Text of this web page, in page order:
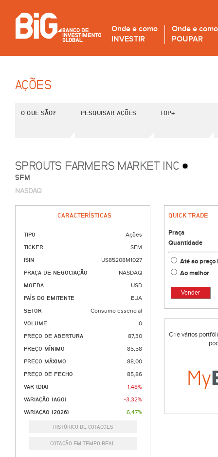
Onde e como
INVESTIR
Onde e como
POUPAR
AÇÕES
O QUE SÃO? PESQUISAR AÇÕES TOP+
SPROUTS FARMERS MARKET INC
SFM
NASDAQ
CARACTERÍSTICAS
TIPO Ações
TICKER SFM
ISIN US85208M1027
PRAÇA DE NEGOCIAÇÃO NASDAQ
MOEDA USD
PAÍS DO EMITENTE EUA
SETOR Consumo essencial
VOLUME 0
PREÇO DE ABERTURA 87,30
PREÇO MÍNIMO 85,58
PREÇO MÁXIMO 88,00
PREÇO DE FECHO 85,86
VAR (DIA) -1,48%
VARIAÇÃO (AGO) -3,32%
VARIAÇÃO (2026) 6,47%
HISTÓRICO DE COTAÇÕES
COTAÇÃO EM TEMPO REAL
QUICK TRADE
Praça
Quantidade
Até ao
Ao melhor
Vender
Crie vários